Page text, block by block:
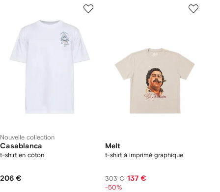
Nouvelle collection
Casablanca
t-shirt en coton
206 €
Melt
t-shirt à imprimé graphique
303 € 137 €
-50%